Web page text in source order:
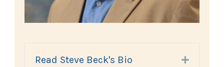
Read Steve Beck's Bio Expand